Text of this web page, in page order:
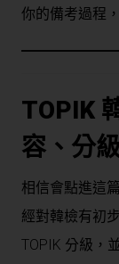
你的備考過程
TOPIK
容、分
相信會點進這
經對韓檢有初
TOPIK 分級，